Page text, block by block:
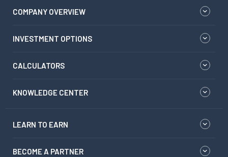
COMPANY OVERVIEW
INVESTMENT OPTIONS
CALCULATORS
KNOWLEDGE CENTER
LEARN TO EARN
BECOME A PARTNER